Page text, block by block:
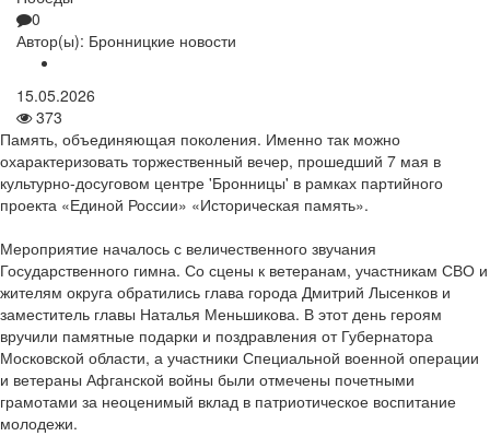
0
Автор(ы): Бронницкие новости
15.05.2026
373
Память, объединяющая поколения. Именно так можно
охарактеризовать торжественный вечер, прошедший 7 мая в
культурно-досуговом центре 'Бронницы' в рамках партийного
проекта «Единой России» «Историческая память».
Мероприятие началось с величественного звучания
Государственного гимна. Со сцены к ветеранам, участникам СВО и
жителям округа обратились глава города Дмитрий Лысенков и
заместитель главы Наталья Меньшикова. В этот день героям
вручили памятные подарки и поздравления от Губернатора
Московской области, а участники Специальной военной операции
и ветераны Афганской войны были отмечены почетными
грамотами за неоценимый вклад в патриотическое воспитание
молодежи.